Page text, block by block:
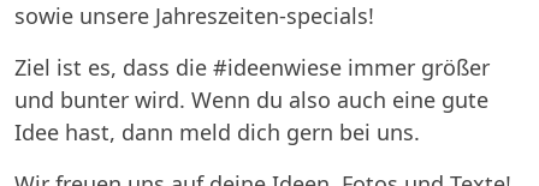
sowie unsere Jahreszeiten-specials!
Ziel ist es, dass die #ideenwiese immer größer
und bunter wird. Wenn du also auch eine gute
Idee hast, dann meld dich gern bei uns.